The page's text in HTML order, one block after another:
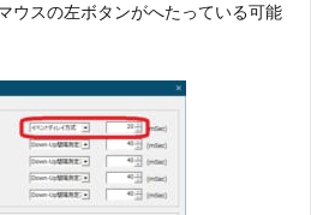
ウスの左ボタンがへたっている可能